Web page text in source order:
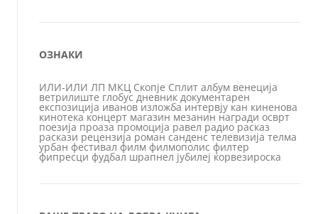
ОЗНАКИ
ИЛИ-ИЛИ ЛП МКЦ Скопје Сплит албум венеција
ветрилиште глобус дневник документарен
експозиција иванов изложба интервју кан киненова
кинотека концерт магазин мезанин награди осврт
поезија проаза промоција равел радио расказ
раскази рецензија роман санденс телевизија телма
урбан фестивал филм филмополис филтер
фипресци фудбал шрапнел јубилеј ќорвезироска